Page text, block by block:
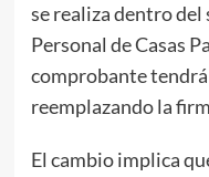
se realiza dentro del
Personal de Casas
comprobante
reemplazando la
El cambio implica